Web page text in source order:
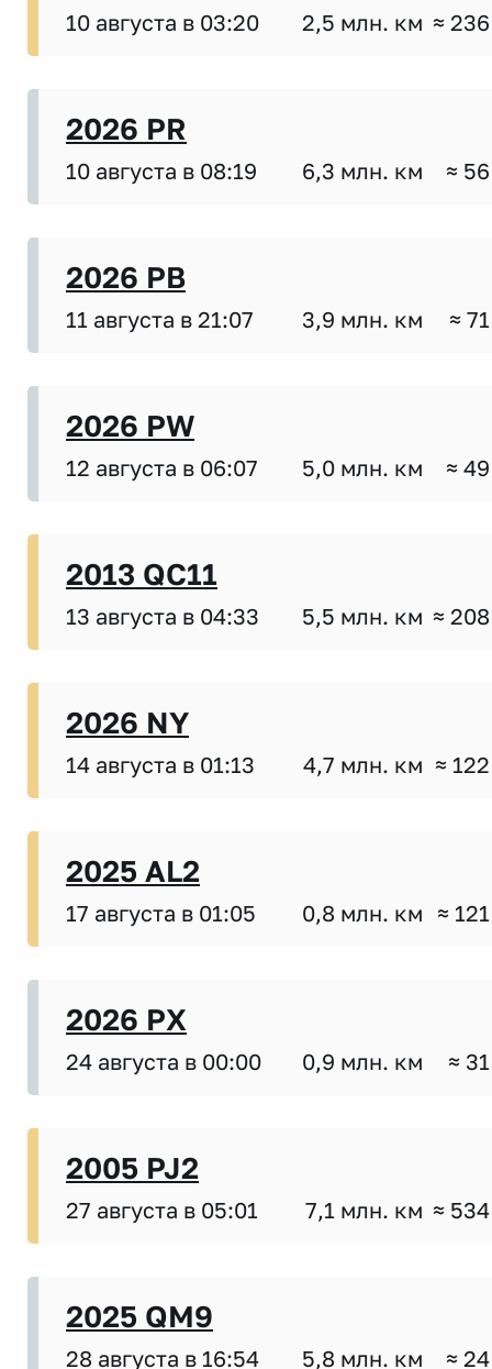
10 августа в 03:20 2,5 млн. км ≈
2026 PR
10 августа в 08:19 6,3 млн. км ≈
2026 PB
11 августа в 21:07 3,9 млн. км ≈
2026 PW
12 августа в 06:07 5,0 млн. км ≈
2013 QC11
13 августа в 04:33 5,5 млн. км ≈
2026 NY
14 августа в 01:13 4,7 млн. км ≈
2025 AL2
17 августа в 01:05 0,8 млн. км ≈
2026 PX
24 августа в 00:00 0,9 млн. км ≈
2005 PJ2
27 августа в 05:01 7,1 млн. км ≈
2025 QM9
28 августа в 16:54 5,8 млн. км ≈